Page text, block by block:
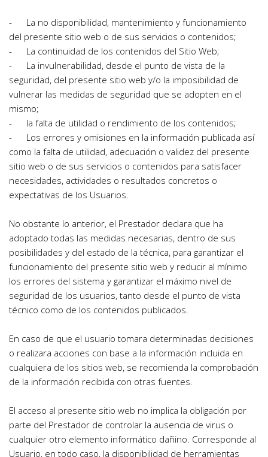
-      La no disponibilidad, mantenimiento y funcionamiento
del presente sitio web o de sus servicios o contenidos;
-      La continuidad de los contenidos del Sitio Web;
-      La invulnerabilidad, desde el punto de vista de la
seguridad, del presente sitio web y/o la imposibilidad de
vulnerar las medidas de seguridad que se adopten en el
mismo;
-      la falta de utilidad o rendimiento de los contenidos;
-      Los errores y omisiones en la información publicada así
como la falta de utilidad, adecuación o validez del presente
sitio web o de sus servicios o contenidos para satisfacer
necesidades, actividades o resultados concretos o
expectativas de los Usuarios.
No obstante lo anterior, el Prestador declara que ha
adoptado todas las medidas necesarias, dentro de sus
posibilidades y del estado de la técnica, para garantizar el
funcionamiento del presente sitio web y reducir al mínimo
los errores del sistema y garantizar el máximo nivel de
seguridad de los usuarios, tanto desde el punto de vista
técnico como de los contenidos publicados.
En caso de que el usuario tomara determinadas decisiones
o realizara acciones con base a la información incluida en
cualquiera de los sitios web, se recomienda la comprobación
de la información recibida con otras fuentes.
El acceso al presente sitio web no implica la obligación por
parte del Prestador de controlar la ausencia de virus o
cualquier otro elemento informático dañino. Corresponde al
Usuario, en todo caso, la disponibilidad de herramientas